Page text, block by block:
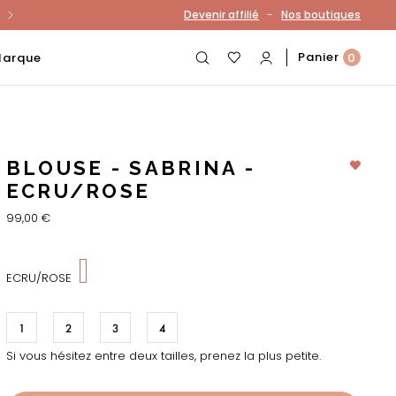
compte
Devenir affilié - Nos boutiques
Panier 0
BLOUSE - SABRINA -
ECRU/ROSE
99,00 €
ECRU/ROSE
1 2 3 4
Si vous hésitez entre deux tailles, prenez la plus petite.